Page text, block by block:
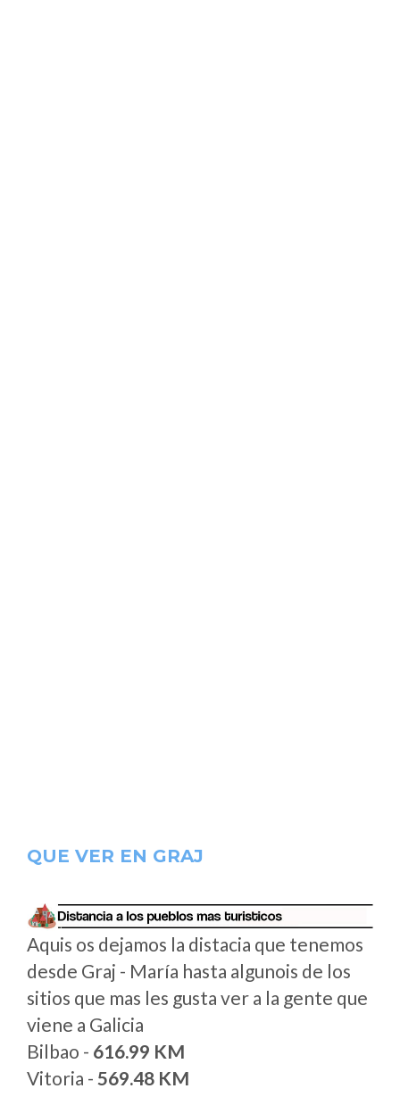
QUE VER EN GRAJ
Aquis os dejamos la distacia que tenemos
desde Graj - María hasta algunois de los
sitios que mas les gusta ver a la gente que
viene a Galicia
Bilbao - 616.99 KM
Vitoria - 569.48 KM